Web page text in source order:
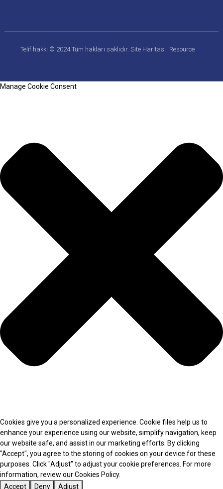
Telif hakkı © 2024 Tüm hakları saklıdır.Site Haritası Resource
Manage Cookie Consent
Cookies give you a personalized experience. Cookie files help us to
enhance your experience using our website, simplify navigation, keep
our website safe, and assist in our marketing efforts. By clicking
"Accept", you agree to the storing of cookies on your device for these
purposes. Click "Adjust" to adjust your cookie preferences. For more
information, review our Cookies Policy.
Accept
Deny Adjust